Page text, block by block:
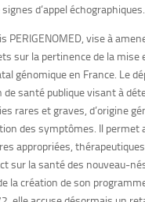
d’appel échographiques.
PERIGENOMED, vise à
sur la pertinence de la mise
génomique en France. Le
santé publique visant à
rares et graves, d’origine
des symptômes. Il permet
appropriées,
sur la santé des nouveau-
la création de son